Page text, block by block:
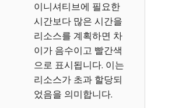
이니셔티브에 필요한
시간보다 많은 시간을
리소스를 계획하면 차
이가 음수이고 빨간색
으로 표시됩니다. 이는
리소스가 초과 할당되
었음을 의미합니다.